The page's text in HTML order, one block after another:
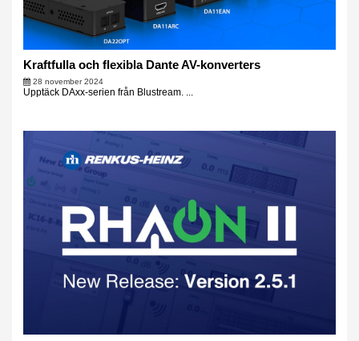
Kraftfulla och flexibla Dante AV-konverters
28 november 2024
Upptäck DAxx-serien från Blustream. ...